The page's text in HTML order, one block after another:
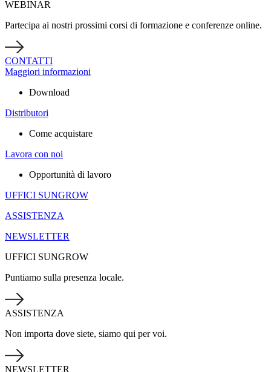
WEBINAR
Partecipa ai nostri prossimi corsi di formazione e conferenze online.
CONTATTI
Maggiori informazioni
Download
Distributori
Come acquistare
Lavora con noi
Opportunità di lavoro
UFFICI SUNGROW
ASSISTENZA
NEWSLETTER
UFFICI SUNGROW
Puntiamo sulla presenza locale.
ASSISTENZA
Non importa dove siete, siamo qui per voi.
NEWSLETTER